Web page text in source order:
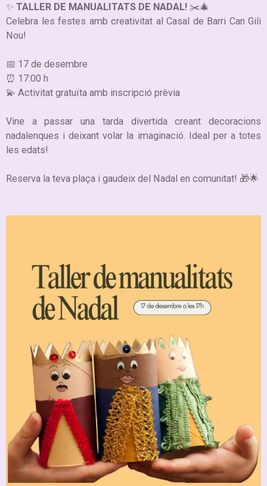
✨ TALLER DE MANUALITATS DE NADAL! ✂️🎄
Celebra les festes amb creativitat al Casal de Barri Can Gili
Nou!
📅 17 de desembre
⏰ 17:00 h
💫 Activitat gratuïta amb inscripció prèvia
Vine a passar una tarda divertida creant decoracions
nadalenques i deixant volar la imaginació. Ideal per a totes
les edats!
Reserva la teva plaça i gaudeix del Nadal en comunitat! 🎁🌟